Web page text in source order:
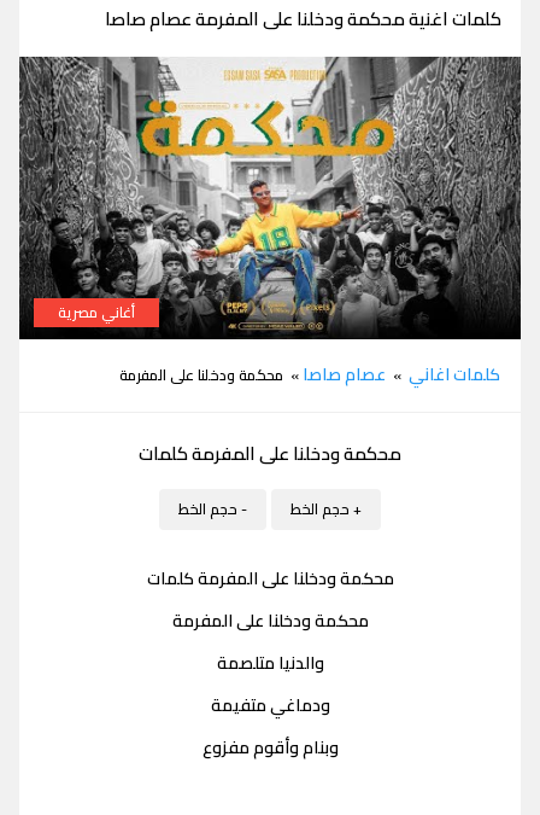
كلمات اغنية محكمة ودخلنا على المفرمة عصام صاصا
أغاني مصرية
كلمات اغاني » عصام صاصا» محكمة ودخلنا على المفرمة
محكمة ودخلنا على المفرمة كلمات
+ حجم الخط - حجم الخط
محكمة ودخلنا على المفرمة كلمات
محكمة ودخلنا على المفرمة
والدنيا متلصمة
ودماغي متفيمة
وبنام وأقوم مفزوع